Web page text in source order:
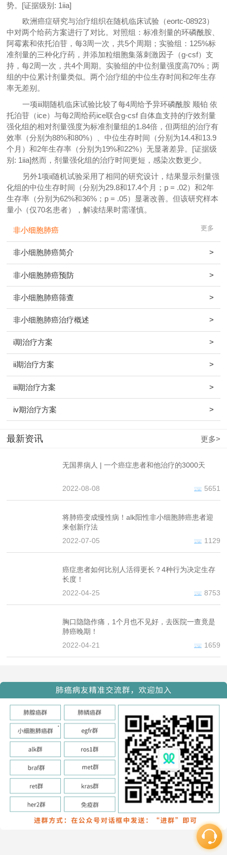
势。[证据级别: 1iia]
欧洲癌症研究与治疗组织在随机临床试验（eortc-08923）
中对两个给药方案进行了对比。对照组：标准剂量的环磷酰胺、
阿霉素和依托泊苷，每3周一次，共5个周期；实验组：125%标
准剂量的三种化疗药，并添加粒细胞集落刺激因子（g-csf）支
持，每2周一次，共4个周期。实验组的中位剂量强度高70%；两
组的中位累计剂量类似。两个治疗组的中位生存时间和2年生存
率无差别。
一项iii期随机临床试验比较了每4周给予异环磷酰胺 顺铂 依
托泊苷（ice）与每2周给药ice联合g-csf 自体血支持的疗效剂量
强化组的相对剂量强度为标准剂量组的1.84倍，但两组的治疗有
效率（分别为88%和80%）、中位生存时间（分别为14.4和13.9
个月）和2年生存率（分别为19%和22%）无显著差异。[证据级
别: 1iia]然而，剂量强化组的治疗时间更短，感染次数更少。
另外1项ii随机试验采用了相同的研究设计，结果显示剂量强
化组的中位生存时间（分别为29.8和17.4个月；p = .02）和2年
生存率（分别为62%和36%；p = .05）显著改善。但该研究样本
量小（仅70名患者），解读结果时需谨慎。
非小细胞肺癌 更多
非小细胞肺癌简介 >
非小细胞肺癌预防 >
非小细胞肺癌筛查 >
非小细胞肺癌治疗概述 >
i期治疗方案 >
ii期治疗方案 >
iii期治疗方案 >
iv期治疗方案 >
最新资讯 更多>
无国界病人 | 一个癌症患者和他治疗的3000天
2022-08-08 5651
将肺癌变成慢性病！alk阳性非小细胞肺癌患者迎
来创新疗法
2022-07-05
1129
癌症患者如何比别人活得更长？4种行为决定生存
长度！
2022-04-25
8753
胸口隐隐作痛，1个月也不见好，去医院一查竟是
肺癌晚期！
2022-04-21
1659